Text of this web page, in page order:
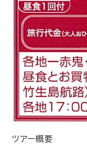
ツアー概要